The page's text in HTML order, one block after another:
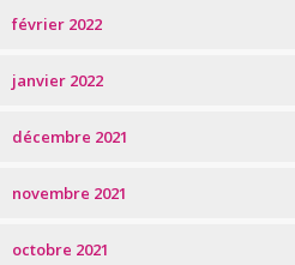
février 2022
janvier 2022
décembre 2021
novembre 2021
octobre 2021